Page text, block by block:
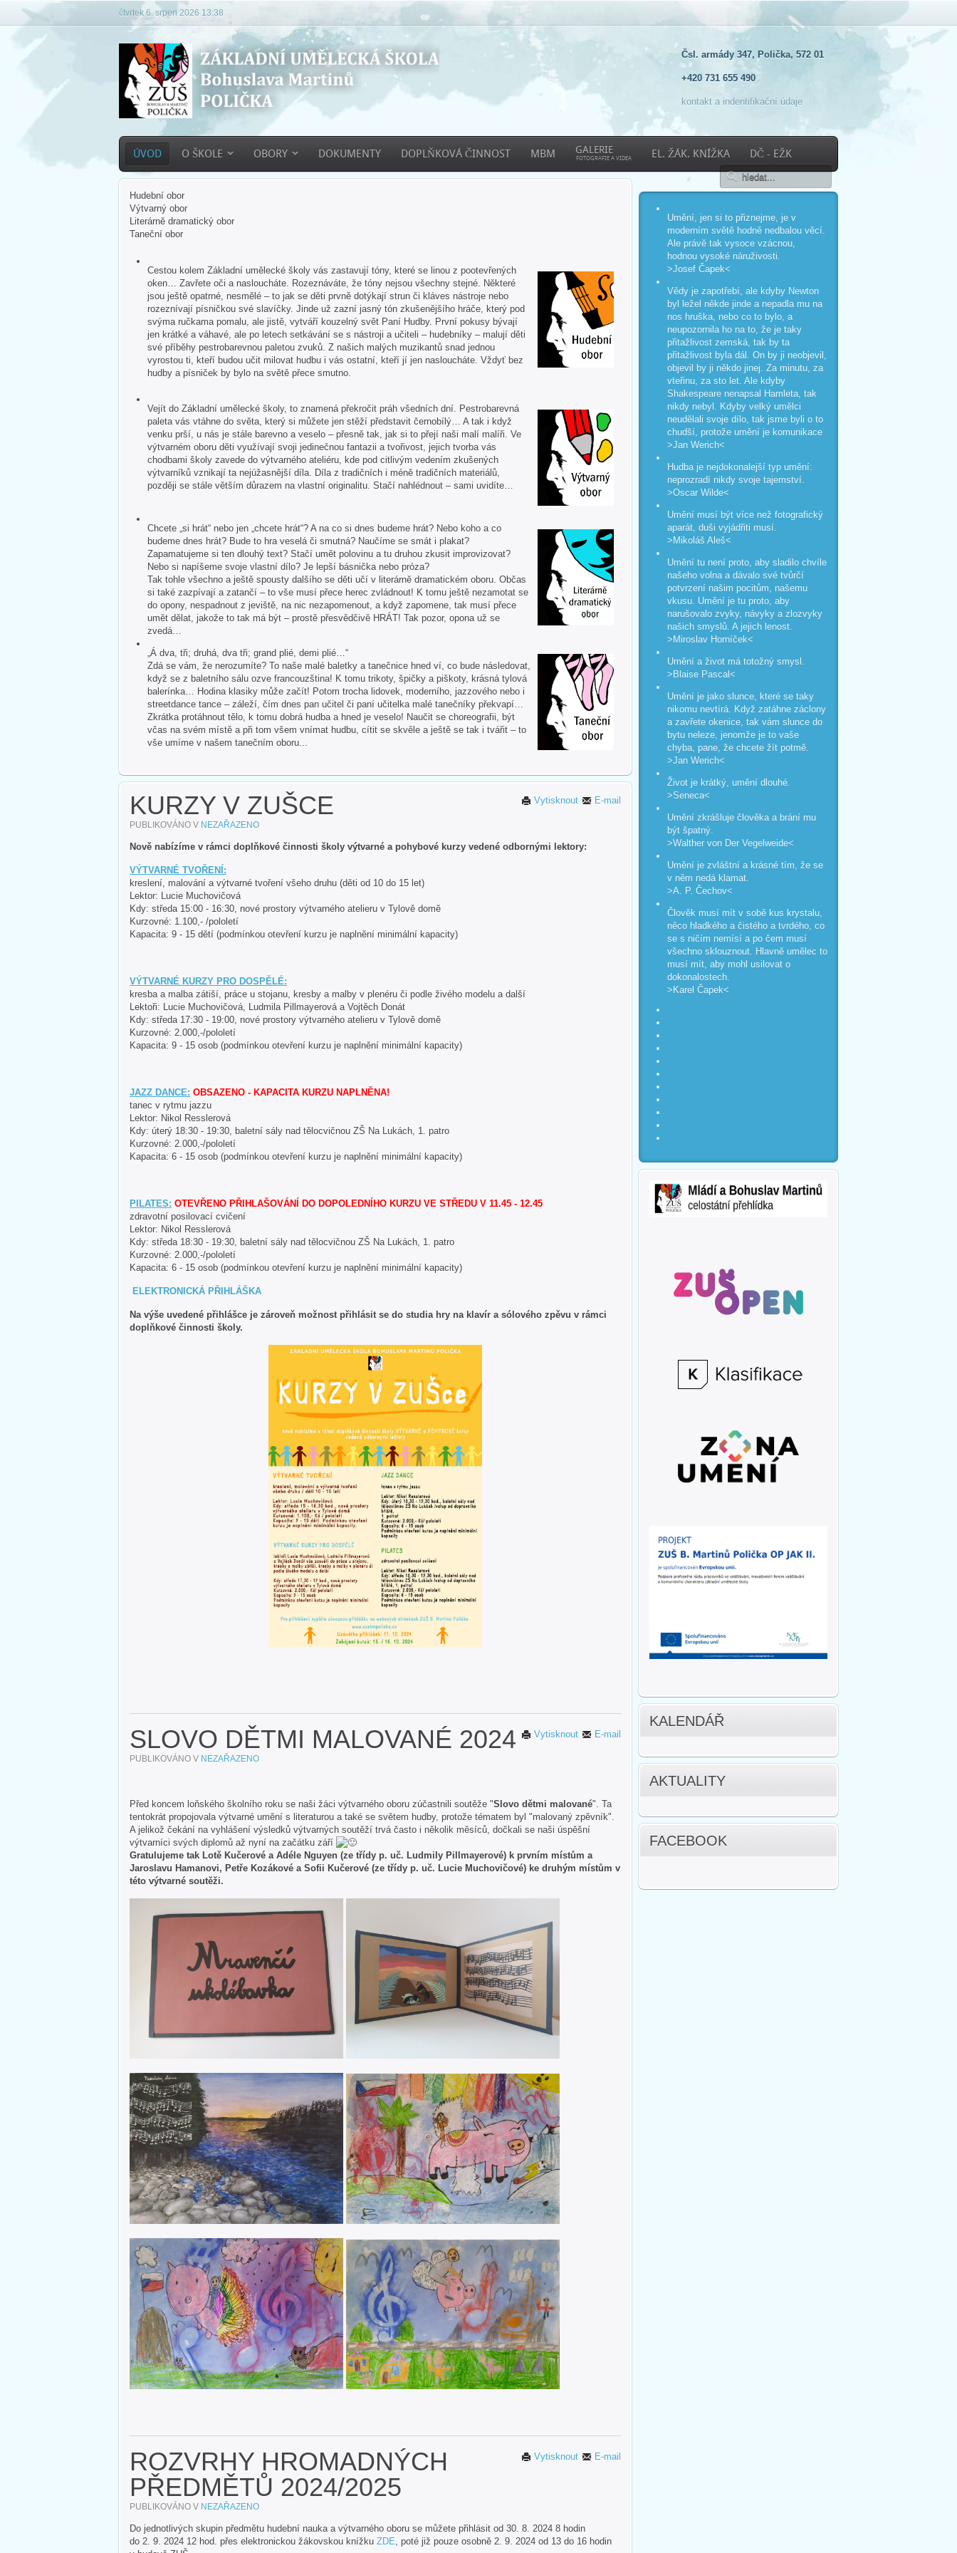
čtvrtek 6. srpen 2026 13:38
Čsl. armády 347, Polička, 572 01
+420 731 655 490
kontakt a indentifikační údaje
ÚVOD O ŠKOLE OBORY DOKUMENTY DOPLŇKOVÁ ČINNOST MBM GALERIE
FOTOGRAFIE A VIDEA EL. ŽÁK. KNÍŽKA DČ - EŽK
Hudební obor
Výtvarný obor
Literárně dramatický obor
Taneční obor
Cestou kolem Základní umělecké školy vás zastavují tóny, které se linou z pootevřených
oken… Zavřete oči a nasloucháte. Rozeznáváte, že tóny nejsou všechny stejné. Některé
jsou ještě opatrné, nesmělé – to jak se děti prvně dotýkají strun či kláves nástroje nebo
rozeznívají písničkou své slavíčky. Jinde už zazní jasný tón zkušenějšího hráče, který pod
svýma ručkama pomalu, ale jistě, vytváří kouzelný svět Paní Hudby. První pokusy bývají
jen krátké a váhavé, ale po letech setkávání se s nástroji a učiteli – hudebníky – malují děti
své příběhy pestrobarevnou paletou zvuků. Z našich malých muzikantů snad jednou
vyrostou ti, kteří budou učit milovat hudbu i vás ostatní, kteří jí jen nasloucháte. Vždyť bez
hudby a písniček by bylo na světě přece smutno.
Vejít do Základní umělecké školy, to znamená překročit práh všedních dní. Pestrobarevná
paleta vás vtáhne do světa, který si můžete jen stěží představit černobílý… A tak i když
venku prší, u nás je stále barevno a veselo – přesně tak, jak si to přejí naši malí malíři. Ve
výtvarném oboru děti využívají svoji jedinečnou fantazii a tvořivost, jejich tvorba vás
chodbami školy zavede do výtvarného ateliéru, kde pod citlivým vedením zkušených
výtvarníků vznikají ta nejúžasnější díla. Díla z tradičních i méně tradičních materiálů,
později se stále větším důrazem na vlastní originalitu. Stačí nahlédnout – sami uvidíte…
Chcete „si hrát“ nebo jen „chcete hrát“? A na co si dnes budeme hrát? Nebo koho a co
budeme dnes hrát? Bude to hra veselá či smutná? Naučíme se smát i plakat?
Zapamatujeme si ten dlouhý text? Stačí umět polovinu a tu druhou zkusit improvizovat?
Nebo si napíšeme svoje vlastní dílo? Je lepší básnička nebo próza?
Tak tohle všechno a ještě spousty dalšího se děti učí v literárně dramatickém oboru. Občas
si také zazpívají a zatančí – to vše musí přece herec zvládnout! K tomu ještě nezamotat se
do opony, nespadnout z jeviště, na nic nezapomenout, a když zapomene, tak musí přece
umět dělat, jakože to tak má být – prostě přesvědčivě HRÁT! Tak pozor, opona už se
zvedá…
„Á dva, tři; druhá, dva tři; grand plié, demi plié…“
Zdá se vám, že nerozumíte? To naše malé baletky a tanečnice hned ví, co bude následovat,
když se z baletního sálu ozve francouzština! K tomu trikoty, špičky a piškoty, krásná tylová
balerínka… Hodina klasiky může začít! Potom trocha lidovek, moderního, jazzového nebo i
streetdance tance – záleží, čím dnes pan učitel či paní učitelka malé tanečníky překvapí…
Zkrátka protáhnout tělo, k tomu dobrá hudba a hned je veselo! Naučit se choreografii, být
včas na svém místě a při tom všem vnímat hudbu, cítit se skvěle a ještě se tak i tvářit – to
vše umíme v našem tanečním oboru...
E-mail
Vytisknout
KURZY V ZUŠCE
PUBLIKOVÁNO V NEZAŘAZENO
Nově nabízíme v rámci doplňkové činnosti školy výtvarné a pohybové kurzy vedené odbornými lektory:
VÝTVARNÉ TVOŘENÍ:
kreslení, malování a výtvarné tvoření všeho druhu (děti od 10 do 15 let)
Lektor: Lucie Muchovičová
Kdy: středa 15:00 - 16:30, nové prostory výtvarného atelieru v Tylově domě
Kurzovné: 1.100,- /pololetí
Kapacita: 9 - 15 dětí (podmínkou otevření kurzu je naplnění minimální kapacity)
VÝTVARNÉ KURZY PRO DOSPĚLÉ:
kresba a malba zátiší, práce u stojanu, kresby a malby v plenéru či podle živého modelu a další
Lektoři: Lucie Muchovičová, Ludmila Pillmayerová a Vojtěch Donát
Kdy: středa 17:30 - 19:00, nové prostory výtvarného atelieru v Tylově domě
Kurzovné: 2.000,-/pololetí
Kapacita: 9 - 15 osob (podmínkou otevření kurzu je naplnění minimální kapacity)
JAZZ DANCE: OBSAZENO - KAPACITA KURZU NAPLNĚNA!
tanec v rytmu jazzu
Lektor: Nikol Resslerová
Kdy: úterý 18:30 - 19:30, baletní sály nad tělocvičnou ZŠ Na Lukách, 1. patro
Kurzovné: 2.000,-/pololetí
Kapacita: 6 - 15 osob (podmínkou otevření kurzu je naplnění minimální kapacity)
PILATES: OTEVŘENO PŘIHLAŠOVÁNÍ DO DOPOLEDNÍHO KURZU VE STŘEDU V 11.45 - 12.45
zdravotní posilovací cvičení
Lektor: Nikol Resslerová
Kdy: středa 18:30 - 19:30, baletní sály nad tělocvičnou ZŠ Na Lukách, 1. patro
Kurzovné: 2.000,-/pololetí
Kapacita: 6 - 15 osob (podmínkou otevření kurzu je naplnění minimální kapacity)
ELEKTRONICKÁ PŘIHLÁŠKA
Na výše uvedené přihlášce je zároveň možnost přihlásit se do studia hry na klavír a sólového zpěvu v rámci
doplňkové činnosti školy.
E-mail
Vytisknout
SLOVO DĚTMI MALOVANÉ 2024
PUBLIKOVÁNO V NEZAŘAZENO
Před koncem loňského školního roku se naši žáci výtvarného oboru zúčastnili soutěže "Slovo dětmi malované". Ta
tentokrát propojovala výtvarné umění s literaturou a také se světem hudby, protože tématem byl "malovaný zpěvník".
A jelikož čekání na vyhlášení výsledků výtvarných soutěží trvá často i několik měsíců, dočkali se naši úspěšní
výtvarníci svých diplomů až nyní na začátku září
Gratulujeme tak Lotě Kučerové a Adéle Nguyen (ze třídy p. uč. Ludmily Pillmayerové) k prvním místům a
Jaroslavu Hamanovi, Petře Kozákové a Sofii Kučerové (ze třídy p. uč. Lucie Muchovičové) ke druhým místům v
této výtvarné soutěži.
E-mail
Vytisknout
ROZVRHY HROMADNÝCH
PŘEDMĚTŮ 2024/2025
PUBLIKOVÁNO V NEZAŘAZENO
Do jednotlivých skupin předmětu hudební nauka a výtvarného oboru se můžete přihlásit od 30. 8. 2024 8 hodin
do 2. 9. 2024 12 hod. přes elektronickou žákovskou knížku ZDE , poté již pouze osobně 2. 9. 2024 od 13 do 16 hodin
Umění, jen si to přiznejme, je v
moderním světě hodně nedbalou věcí.
Ale právě tak vysoce vzácnou,
hodnou vysoké náruživosti.
>Josef Čapek<
Vědy je zapotřebí, ale kdyby Newton
byl ležel někde jinde a nepadla mu na
nos hruška, nebo co to bylo, a
neupozornila ho na to, že je taky
přitažlivost zemská, tak by ta
přitažlivost byla dál. On by ji neobjevil,
objevil by ji někdo jinej. Za minutu, za
vteřinu, za sto let. Ale kdyby
Shakespeare nenapsal Hamleta, tak
nikdy nebyl. Kdyby velký umělci
neudělali svoje dílo, tak jsme byli o to
chudší, protože umění je komunikace
>Jan Werich<
Hudba je nejdokonalejší typ umění:
neprozradí nikdy svoje tajemství.
>Oscar Wilde<
Umění musí být více než fotografický
aparát, duši vyjádřiti musí.
>Mikoláš Aleš<
Umění tu není proto, aby sladilo chvíle
našeho volna a dávalo své tvůrčí
potvrzení našim pocitům, našemu
vkusu. Umění je tu proto, aby
narušovalo zvyky, návyky a zlozvyky
našich smyslů. A jejich lenost.
>Miroslav Horníček<
Umění a život má totožný smysl.
>Blaise Pascal<
Umění je jako slunce, které se taky
nikomu nevtírá. Když zatáhne záclony
a zavřete okenice, tak vám slunce do
bytu neleze, jenomže je to vaše
chyba, pane, že chcete žít potmě.
>Jan Werich<
Život je krátký, umění dlouhé.
>Seneca<
Umění zkrášluje člověka a brání mu
být špatný.
>Walther von Der Vegelweide<
Umění je zvláštní a krásné tím, že se
v něm nedá klamat.
>A. P. Čechov<
Člověk musí mít v sobě kus krystalu,
něco hladkého a čistého a tvrdého, co
se s ničím nemísí a po čem musí
všechno sklouznout. Hlavně umělec to
musí mít, aby mohl usilovat o
dokonalostech.
>Karel Čapek<
KALENDÁŘ
AKTUALITY
FACEBOOK